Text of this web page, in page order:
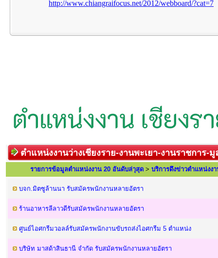
ตำแหน่งงานว่างเชียงราย-งานพะเยา-งานราชการ-
รายการข้อมูลตำแหน่งงาน 20 อันดับล่าุสุด > บริการดึงข่าวตำแหน่งง
บจก.มิตซูล้านนา รับสมัครพนักงานหลายอัตรา
ร้านอาหารลีลาวดีรับสมัครพนักงานหลายอัตรา
ศูนย์ไอศกรีมวอลล์รับสมัครพนักงานขับรถส่งไอศกรีม 5 ตำแหน่ง
บริษัท มาสด้าสินธานี จำกัด รับสมัครพนักงานหลายอัตรา